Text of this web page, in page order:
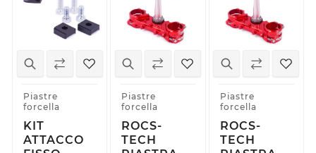
Piastre
forcella
KIT
ATTACCO
Piastre
forcella
ROCS-
TECH
Piastre
forcella
ROCS-
TECH